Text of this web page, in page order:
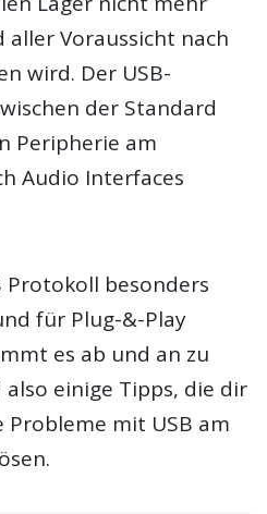
Voraussicht nach
wird. Der USB-
der Standard
Peripherie am
Audio Interfaces
Protokoll besonders
für Plug-&-Play
es ab und an zu
einige Tipps, die dir
mit USB am